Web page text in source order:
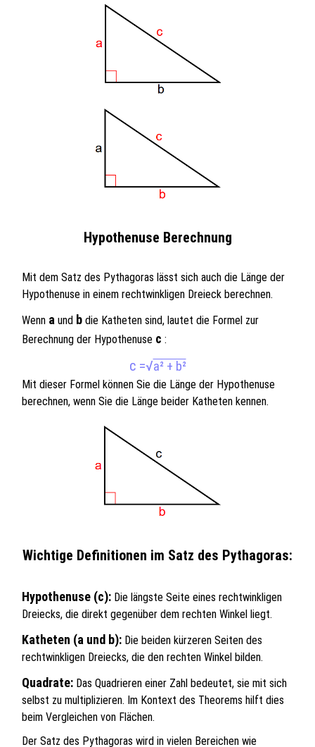
Hypothenuse Berechnung
Mit dem Satz des Pythagoras lässt sich auch die Länge der
Hypothenuse in einem rechtwinkligen Dreieck berechnen.
Wenn a und b die Katheten sind, lautet die Formel zur
Berechnung der Hypothenuse c :
c =√a² + b²
Mit dieser Formel können Sie die Länge der Hypothenuse
berechnen, wenn Sie die Länge beider Katheten kennen.
Wichtige Definitionen im Satz des Pythagoras:
Hypothenuse (c): Die längste Seite eines rechtwinkligen
Dreiecks, die direkt gegenüber dem rechten Winkel liegt.
Katheten (a und b): Die beiden kürzeren Seiten des
rechtwinkligen Dreiecks, die den rechten Winkel bilden.
Quadrate: Das Quadrieren einer Zahl bedeutet, sie mit sich
selbst zu multiplizieren. Im Kontext des Theorems hilft dies
beim Vergleichen von Flächen.
Der Satz des Pythagoras wird in vielen Bereichen wie